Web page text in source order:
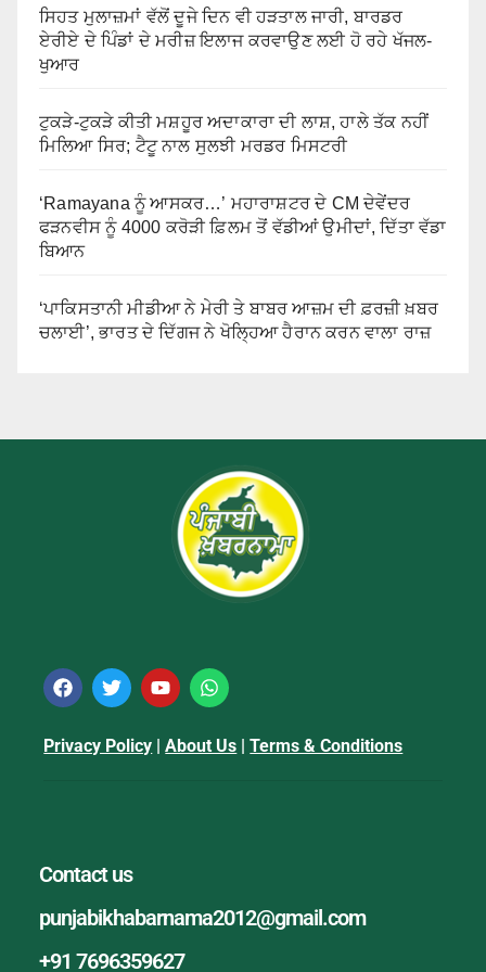
ਸਿਹਤ ਮੁਲਾਜ਼ਮਾਂ ਵੱਲੋਂ ਦੂਜੇ ਦਿਨ ਵੀ ਹੜਤਾਲ ਜਾਰੀ, ਬਾਰਡਰ
ਏਰੀਏ ਦੇ ਪਿੰਡਾਂ ਦੇ ਮਰੀਜ਼ ਇਲਾਜ ਕਰਵਾਉਣ ਲਈ ਹੋ ਰਹੇ ਖੱਜਲ-
ਖੁਆਰ
ਟੁਕੜੇ-ਟੁਕੜੇ ਕੀਤੀ ਮਸ਼ਹੂਰ ਅਦਾਕਾਰਾ ਦੀ ਲਾਸ਼, ਹਾਲੇ ਤੱਕ ਨਹੀਂ
ਮਿਲਿਆ ਸਿਰ; ਟੈਟੂ ਨਾਲ ਸੁਲਝੀ ਮਰਡਰ ਮਿਸਟਰੀ
‘Ramayana ਨੂੰ ਆਸਕਰ…’ ਮਹਾਰਾਸ਼ਟਰ ਦੇ CM ਦੇਵੇਂਦਰ
ਫੜਨਵੀਸ ਨੂੰ 4000 ਕਰੋੜੀ ਫ਼ਿਲਮ ਤੋਂ ਵੱਡੀਆਂ ਉਮੀਦਾਂ, ਦਿੱਤਾ ਵੱਡਾ
ਬਿਆਨ
‘ਪਾਕਿਸਤਾਨੀ ਮੀਡੀਆ ਨੇ ਮੇਰੀ ਤੇ ਬਾਬਰ ਆਜ਼ਮ ਦੀ ਫ਼ਰਜ਼ੀ ਖ਼ਬਰ
ਚਲਾਈ’, ਭਾਰਤ ਦੇ ਦਿੱਗਜ ਨੇ ਖੋਲ੍ਹਿਆ ਹੈਰਾਨ ਕਰਨ ਵਾਲਾ ਰਾਜ਼
Privacy Policy |About Us |Terms & Conditions
Contact us
punjabikhabarnama2012@gmail.com
+91 7696359627